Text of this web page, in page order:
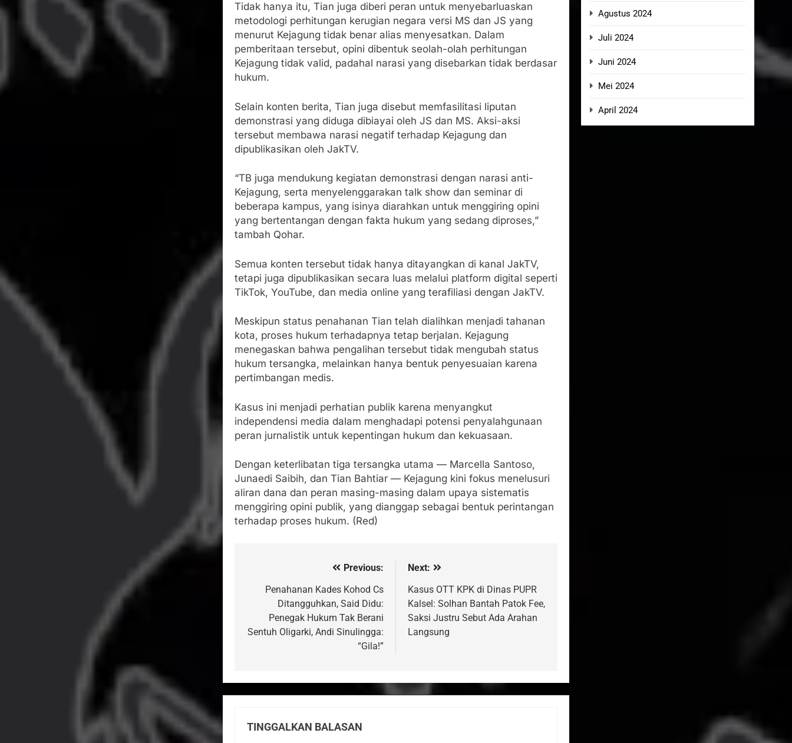
Tidak hanya itu, Tian juga diberi peran untuk menyebarluaskan
metodologi perhitungan kerugian negara versi MS dan JS yang
menurut Kejagung tidak benar alias menyesatkan. Dalam
pemberitaan tersebut, opini dibentuk seolah-olah perhitungan
Kejagung tidak valid, padahal narasi yang disebarkan tidak berdasar
hukum.
Selain konten berita, Tian juga disebut memfasilitasi liputan
demonstrasi yang diduga dibiayai oleh JS dan MS. Aksi-aksi
tersebut membawa narasi negatif terhadap Kejagung dan
dipublikasikan oleh JakTV.
“TB juga mendukung kegiatan demonstrasi dengan narasi anti-
Kejagung, serta menyelenggarakan talk show dan seminar di
beberapa kampus, yang isinya diarahkan untuk menggiring opini
yang bertentangan dengan fakta hukum yang sedang diproses,”
tambah Qohar.
Semua konten tersebut tidak hanya ditayangkan di kanal JakTV,
tetapi juga dipublikasikan secara luas melalui platform digital seperti
TikTok, YouTube, dan media online yang terafiliasi dengan JakTV.
Meskipun status penahanan Tian telah dialihkan menjadi tahanan
kota, proses hukum terhadapnya tetap berjalan. Kejagung
menegaskan bahwa pengalihan tersebut tidak mengubah status
hukum tersangka, melainkan hanya bentuk penyesuaian karena
pertimbangan medis.
Kasus ini menjadi perhatian publik karena menyangkut
independensi media dalam menghadapi potensi penyalahgunaan
peran jurnalistik untuk kepentingan hukum dan kekuasaan.
Dengan keterlibatan tiga tersangka utama — Marcella Santoso,
Junaedi Saibih, dan Tian Bahtiar — Kejagung kini fokus menelusuri
aliran dana dan peran masing-masing dalam upaya sistematis
menggiring opini publik, yang dianggap sebagai bentuk perintangan
terhadap proses hukum. (Red)
pos
Previous:
Penahanan Kades Kohod Cs
Ditangguhkan, Said Didu:
Penegak Hukum Tak Berani
Sentuh Oligarki, Andi Sinulingga:
“Gila!”
Next:
Kasus OTT KPK di Dinas PUPR
Kalsel: Solhan Bantah Patok Fee,
Saksi Justru Sebut Ada Arahan
Langsung
TINGGALKAN BALASAN
Agustus 2024
Juli 2024
Juni 2024
Mei 2024
April 2024